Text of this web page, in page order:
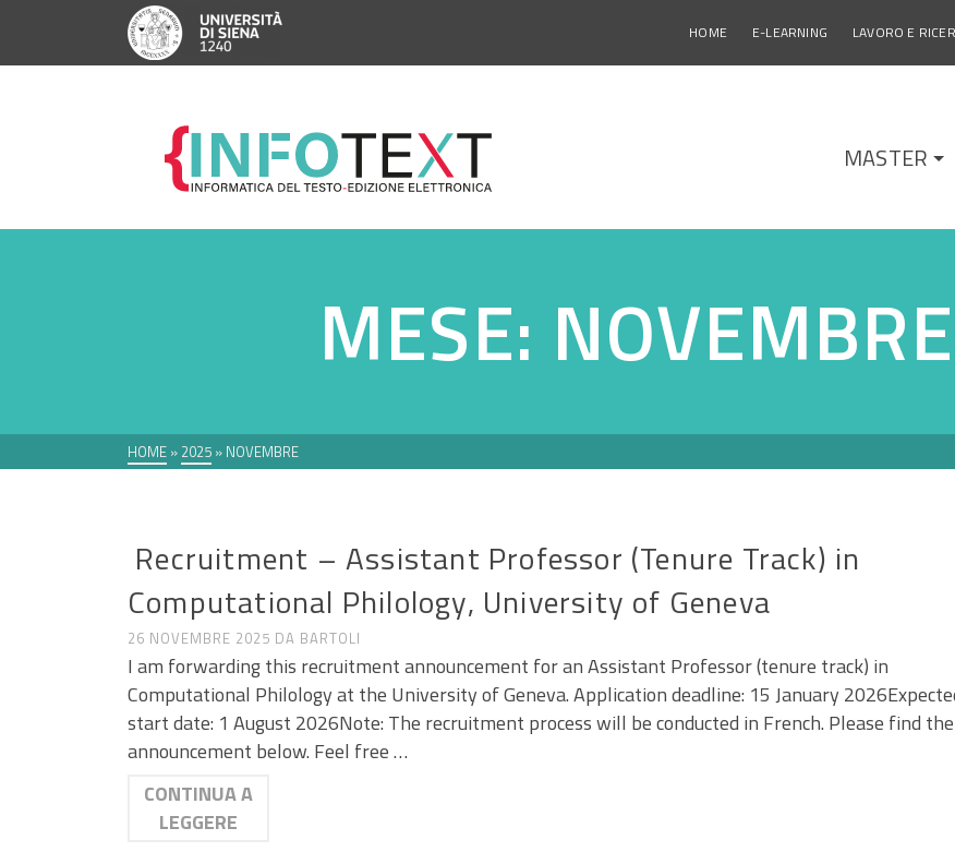
HOME E-LEARNING LAVORO E
MASTER
MESE:
HOME » 2025 » NOVEMBRE
Recruitment – Assistant Professor (Tenure Track) in
Computational Philology, University of Geneva
26 NOVEMBRE 2025 DA BARTOLI
I am forwarding this recruitment announcement for an Assistant Professor (tenure track) in
Computational Philology at the University of Geneva. Application deadline: 15 January
start date: 1 August 2026Note: The recruitment process will be conducted in French. Please find
announcement below. Feel free …
CONTINUA A
LEGGERE